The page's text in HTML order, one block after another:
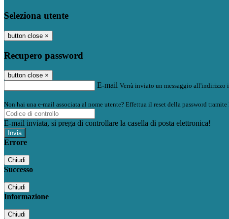
Seleziona utente
button close ×
Recupero password
button close ×
E-mail Verrà inviato un messaggio all'indirizzo
Non hai una e-mail associata al nome utente? Effettua il reset della password tramite
E-mail inviata, si prega di controllare la casella di posta elettronica!
Errore
Chiudi
Successo
Chiudi
Informazione
Chiudi